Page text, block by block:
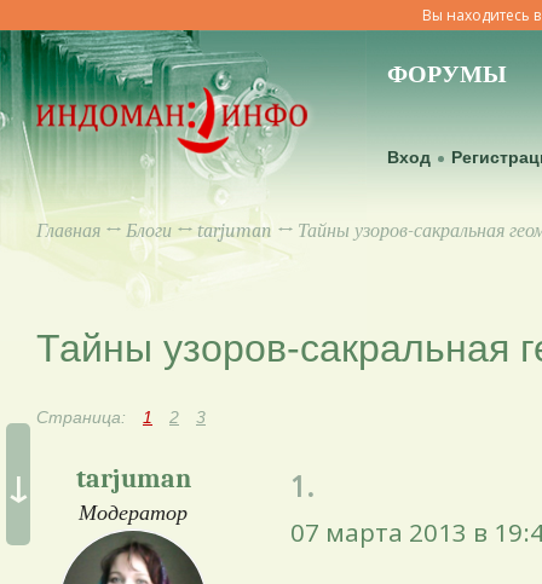
Вы находитесь
ФОРУМЫ
Вход
Главная ↔ Блоги ↔tarjuman ↔ Тайны узоров-сакральная
↓
Тайны узоров-сакральная
Страница: 1 2 3
tarjuman
Модератор
1.
07 марта 2013 в